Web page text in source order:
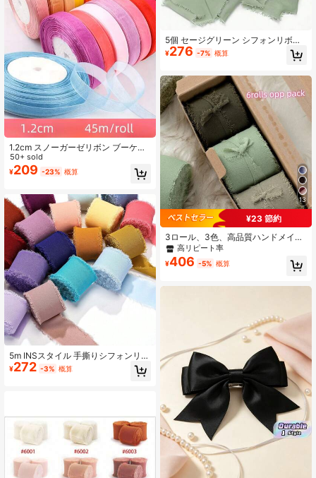
1.2cm スノーガーゼリボン ブーケの
結束、ケーキのラッピング、ヘアブ
レイディング、ヘアタイ、DIYアクセ
サリー用
50+ sold
¥209 -23% 概算
5m INSスタイル 手撕りシフォンリボ
ン、フリンジエッジ、幅4cm、ウェ
ディングブーケ、タッセル、リボ
¥272 -3% 概算
5個 セージグリーン シフォンリボ
ン、ヴィンテージスタイル タッセル
生地リボン、ハンドメイド タッセル
ン、ウェディングリボン、クリスマ
スデコレーション、DIYクラフト、パ
ーティーデコレーション、ベビーシ
ャワーデコレーション、誕生日パー
ティーに適しています
¥276 -7% 概算
13
¥23 節約
3ロール、3色、高品質ハンドメイド
エッジシフォンリボン、結婚式の招
待状、母の日、ブライダルブーケ、
ギフトラッピング、DIYクラフトに適
高リピート率
¥406 -5% 概算